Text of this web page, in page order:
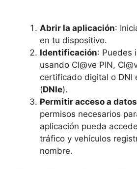
Abrir la aplicación:
en tu dispositivo.
Identificación: Puedes
usando Cl@ve PIN,
certificado digital o DNI
(DNIe).
Permitir acceso a datos
permisos necesarios
aplicación pueda
tráfico y vehículos
nombre.